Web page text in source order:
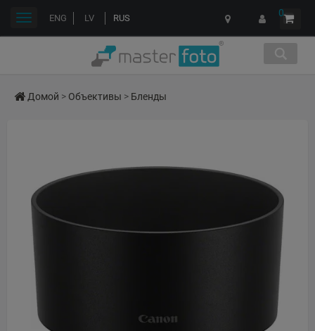
ENG LV RUS 0
Переключить
Домой > Объективы > Бленды